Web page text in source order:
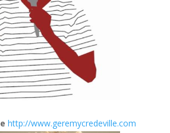
http://www.geremycredeville.com